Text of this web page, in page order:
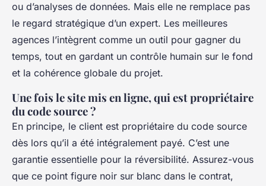
ou d’analyses de données. Mais elle ne remplace pas
le regard stratégique d’un expert. Les meilleures
agences l’intègrent comme un outil pour gagner du
temps, tout en gardant un contrôle humain sur le fond
et la cohérence globale du projet.
Une fois le site mis en ligne, qui est propriétaire
du code source ?
En principe, le client est propriétaire du code source
dès lors qu’il a été intégralement payé. C’est une
garantie essentielle pour la réversibilité. Assurez-vous
que ce point figure noir sur blanc dans le contrat,